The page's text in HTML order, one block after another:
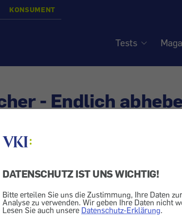
DATENSCHUTZ IST UNS WICHTIG!
Bitte erteilen Sie uns die Zustimmung, Ihre Daten
Analyse zu verwenden. Wir geben Ihre Daten nicht
Lesen Sie auch unsere Datenschutz-Erklärung.
KONSUMENT
Tests
- Endlich
Spareinlagen gibt es auch solche,
sind. Den Zeitpunkt, an dem eine